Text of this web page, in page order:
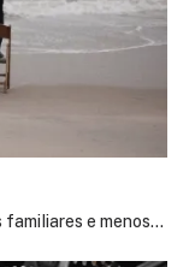
familiares e menos